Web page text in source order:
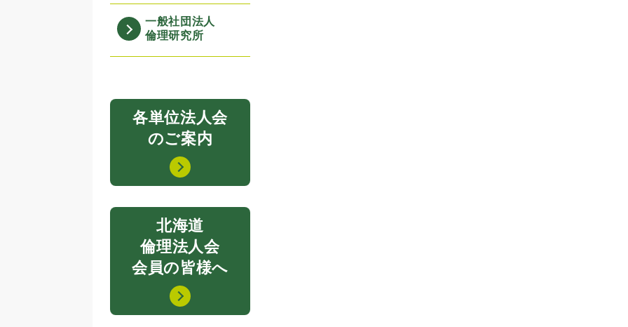
一般社団法人
倫理研究所
各単位法人会
のご案内
北海道
倫理法人会
会員の皆様へ